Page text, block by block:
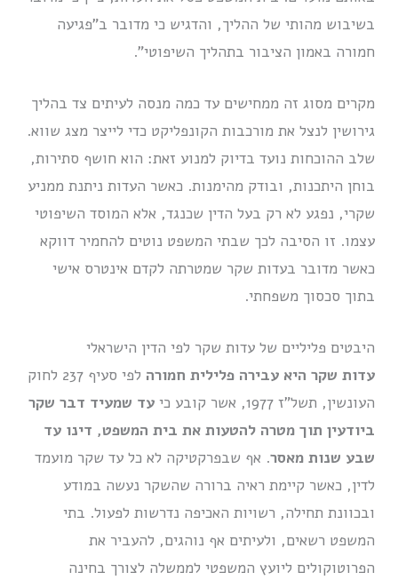
בשיבוש מהותי של ההליך, והדגיש כי מדובר ב”פגיעה
חמורה באמון הציבור בתהליך השיפוטי”.
מקרים מסוג זה ממחישים עד כמה מנסה לעיתים צד בהליך
גירושין לנצל את מורכבות הקונפליקט כדי לייצר מצג שווא.
שלב ההוכחות נועד בדיוק למנוע זאת: הוא חושף סתירות,
בוחן היתכנות, ובודק מהימנות. כאשר העדות ניתנת ממניע
שקרי, נפגע לא רק בעל הדין שכנגד, אלא המוסד השיפוטי
עצמו. זו הסיבה לכך שבתי המשפט נוטים להחמיר דווקא
כאשר מדובר בעדות שקר שמטרתה לקדם אינטרס אישי
בתוך סכסוך משפחתי.
היבטים פליליים של עדות שקר לפי הדין הישראלי
עדות שקר היא עבירה פלילית חמורה
לפי סעיף 237 לחוק
העונשין, תשל”ז 1977, אשר קובע כי
עד שמעיד דבר שקר
ביודעין תוך מטרה להטעות את בית המשפט, דינו עד
שבע שנות מאסר. אף שבפרקטיקה לא כל עד שקר מועמד
לדין, כאשר קיימת ראיה ברורה שהשקר נעשה במודע
ובכוונת תחילה, רשויות האכיפה נדרשות לפעול. בתי
המשפט רשאים, ולעיתים אף נוהגים, להעביר את
הפרוטוקולים ליועץ המשפטי לממשלה לצורך בחינה